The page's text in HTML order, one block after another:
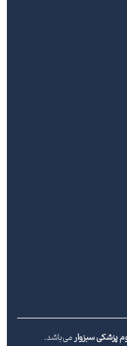
پزشکی سبزوارمی‌باشد.